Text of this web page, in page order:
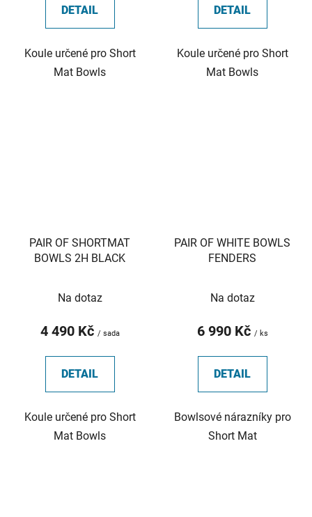
DETAIL
Koule určené pro Short
Mat Bowls
DETAIL
Koule určené pro Short
Mat Bowls
PAIR OF SHORTMAT
BOWLS 2H BLACK
Na dotaz
4 490 Kč / sada
DETAIL
Koule určené pro Short
Mat Bowls
PAIR OF WHITE BOWLS
FENDERS
Na dotaz
6 990 Kč / ks
DETAIL
Bowlsové nárazníky pro
Short Mat